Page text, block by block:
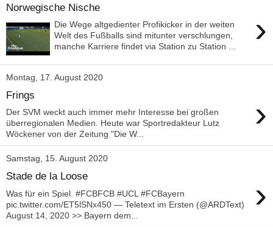
Norwegische Nische
›
Die Wege altgedienter Profikicker in der weiten
Welt des Fußballs sind mitunter verschlungen,
manche Karriere findet via Station zu Station ...
Montag, 17. August 2020
Frings ›
Der SVM weckt auch immer mehr Interesse bei großen
überregionalen Medien. Heute war Sportredakteur Lutz
Wöckener von der Zeitung "Die W...
Samstag, 15. August 2020
Stade de la Loose ›
Was für ein Spiel. #FCBFCB #UCL #FCBayern
pic.twitter.com/ET5lSNx450 — Teletext im Ersten (@ARDText)
August 14, 2020 >> Bayern dem...